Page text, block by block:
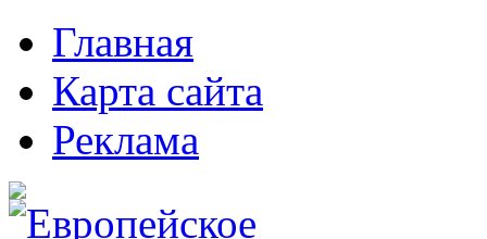
Главная
Карта сайта
Реклама